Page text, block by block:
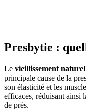
Presbytie :
Le vieillissement
principale cause de la
son élasticité et les
efficaces, réduisant ainsi
de près.